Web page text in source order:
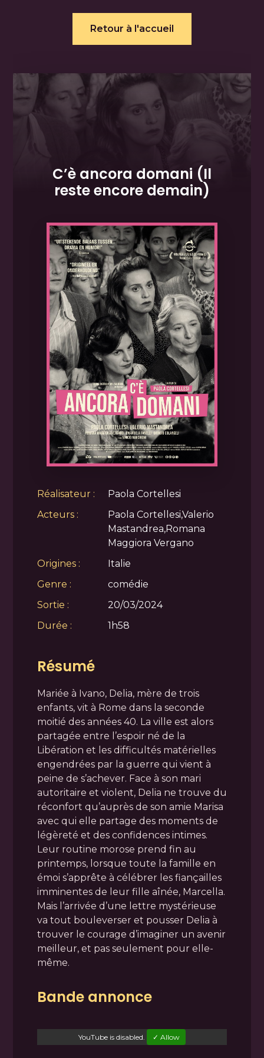
Retour à l'accueil
C’è ancora domani (Il
reste encore demain)
Réalisateur :
Paola Cortellesi
Acteurs :
Paola Cortellesi,Valerio
Mastandrea,Romana
Maggiora Vergano
Origines :
Italie
Genre :
comédie
Sortie :
20/03/2024
Durée :
1h58
Résumé
Mariée à Ivano, Delia, mère de trois
enfants, vit à Rome dans la seconde
moitié des années 40. La ville est alors
partagée entre l’espoir né de la
Libération et les difficultés matérielles
engendrées par la guerre qui vient à
peine de s’achever. Face à son mari
autoritaire et violent, Delia ne trouve du
réconfort qu’auprès de son amie Marisa
avec qui elle partage des moments de
légèreté et des confidences intimes.
Leur routine morose prend fin au
printemps, lorsque toute la famille en
émoi s’apprête à célébrer les fiançailles
imminentes de leur fille aînée, Marcella.
Mais l’arrivée d’une lettre mystérieuse
va tout bouleverser et pousser Delia à
trouver le courage d’imaginer un avenir
meilleur, et pas seulement pour elle-
même.
Bande annonce
YouTube is disabled. ✓ Allow